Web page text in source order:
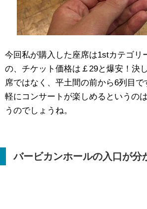
今回私が購入した座席は1stカテゴリ
の、チケット価格は￡29と爆安！決
席ではなく、平土間の前から6列目
軽にコンサートが楽しめるというの
うのでしょうね。
バービカンホールの入口が分